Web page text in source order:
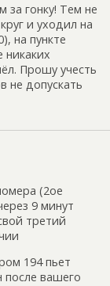
за гонку! Тем не
и уходил на
на пункте
Прошу учесть
не допускать
(2ое
9 минут
третий
194 пьет
после вашего